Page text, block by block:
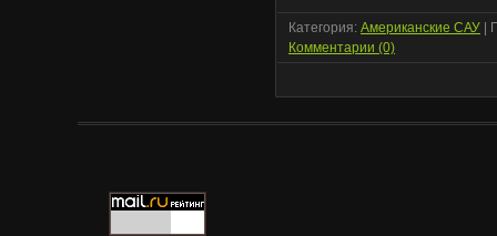
Категория: Американские САУ |
Комментарии (0)